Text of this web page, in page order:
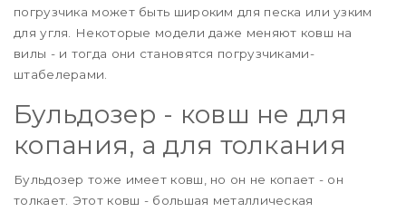
погрузчика может быть широким для песка или узким
для угля. Некоторые модели даже меняют ковш на
вилы - и тогда они становятся погрузчиками-
штабелерами.
Бульдозер - ковш не для
копания, а для толкания
Бульдозер тоже имеет ковш, но он не копает - он
толкает. Этот ковш - большая металлическая